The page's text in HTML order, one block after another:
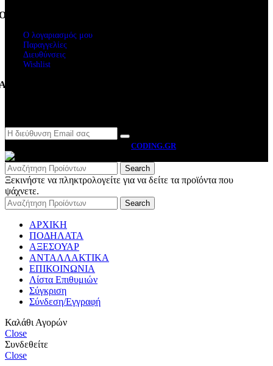
Λογαριασμός μου
Ο λογαριασμός μου
Παραγγελίες
Διευθύνσεις
Wishlist
μας
CODING.GR
Search
Ξεκινήστε να πληκτρολογείτε για να δείτε τα προϊόντα που
ψάχνετε.
Search
ΑΡΧΙΚΗ
ΠΟΔΗΛΑΤΑ
ΑΞΕΣΟΥΑΡ
ΑΝΤΑΛΛΑΚΤΙΚΑ
ΕΠΙΚΟΙΝΩΝΙΑ
Λίστα Επιθυμιών
Σύγκριση
Σύνδεση/Εγγραφή
Καλάθι Αγορών
Close
Συνδεθείτε
Close